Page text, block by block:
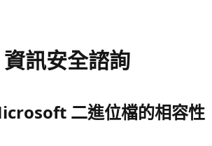
訊安全諮詢
二進位檔的相容性